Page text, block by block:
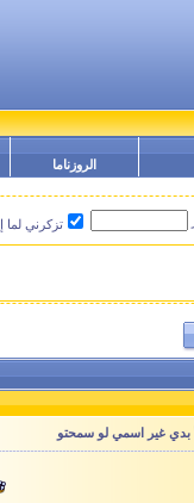
الروزناما
تزكرني
بدي غير اسمي لو سمحتو